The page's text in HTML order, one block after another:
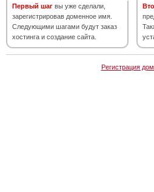
Первый шаг вы уже сделали,
зарегистрировав доменное имя.
Следующими шагами будут заказ
хостинга и создание сайта.
Регистрация